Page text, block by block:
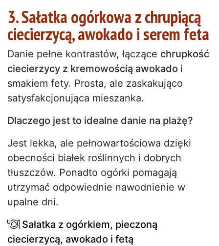
3. Sałatka ogórkowa z chrupiącą
ciecierzycą, awokado i serem feta
Danie pełne kontrastów, łączące chrupkość
ciecierzycy z kremowością awokado i
smakiem fety. Prosta, ale zaskakująco
satysfakcjonująca mieszanka.
Dlaczego jest to idealne danie na plażę?
Jest lekka, ale pełnowartościowa dzięki
obecności białek roślinnych i dobrych
tłuszczów. Ponadto ogórki pomagają
utrzymać odpowiednie nawodnienie w
upalne dni.
Sałatka z ogórkiem, pieczoną
ciecierzycą, awokado i fetą